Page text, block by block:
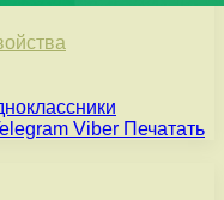
Viber Печатать